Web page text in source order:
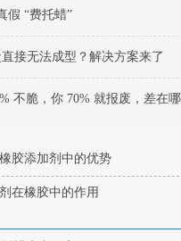
假 “费托蜡”
接无法成型？解决方案来了
不脆，你 70% 就报废，差在
胶添加剂中的优势
在橡胶中的作用